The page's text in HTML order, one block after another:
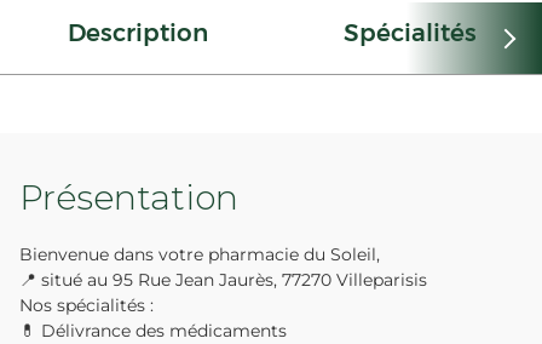
Description Spécialités
Présentation
Bienvenue dans votre pharmacie du Soleil,
📍 situé au 95 Rue Jean Jaurès, 77270 Villeparisis
Nos spécialités :
💊 Délivrance des médicaments